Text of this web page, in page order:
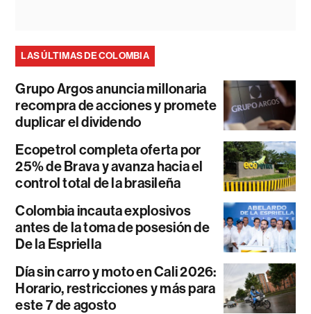
LAS ÚLTIMAS DE COLOMBIA
Grupo Argos anuncia millonaria
recompra de acciones y promete
duplicar el dividendo
Ecopetrol completa oferta por
25% de Brava y avanza hacia el
control total de la brasileña
Colombia incauta explosivos
antes de la toma de posesión de
De la Espriella
Día sin carro y moto en Cali 2026:
Horario, restricciones y más para
este 7 de agosto